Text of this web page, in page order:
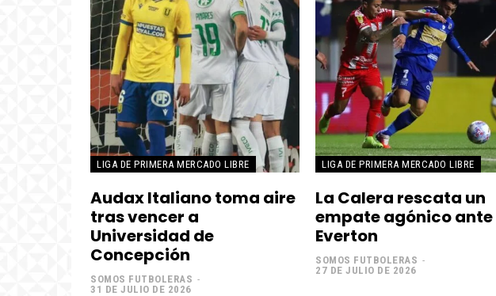
LIGA DE PRIMERA MERCADO LIBRE
Audax Italiano toma aire
tras vencer a
Universidad de
Concepción
SOMOS FUTBOLERAS -
31 DE JULIO DE 2026
LIGA DE PRIMERA MERCADO LIBRE
La Calera rescata un
empate agónico ante
Everton
SOMOS FUTBOLERAS -
27 DE JULIO DE 2026